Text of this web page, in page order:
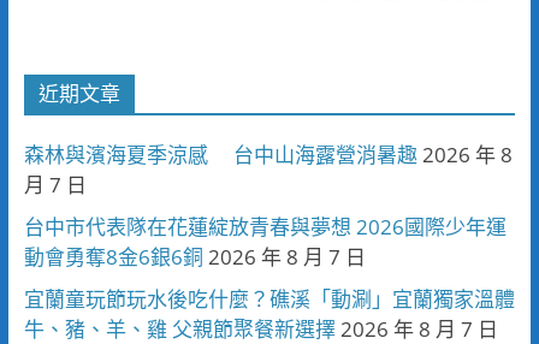
近期文章
森林與濱海夏季涼感 台中山海露營消暑趣 2026 年 8
月 7 日
台中市代表隊在花蓮綻放青春與夢想 2026國際少年運
動會勇奪8金6銀6銅 2026 年 8 月 7 日
宜蘭童玩節玩水後吃什麼？礁溪「動涮」宜蘭獨家溫體
牛、豬、羊、雞 父親節聚餐新選擇 2026 年 8 月 7 日